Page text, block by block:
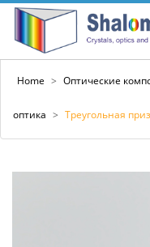
Home > Оптические
оптика > Треугольная